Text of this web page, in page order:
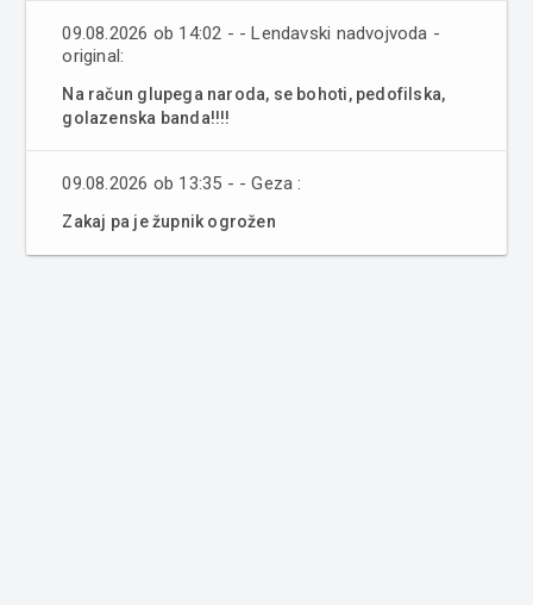
09.08.2026 ob 14:02 - - Lendavski nadvojvoda -
original:
Na račun glupega naroda, se bohoti, pedofilska,
golazenska banda!!!!
09.08.2026 ob 13:35 - - Geza :
Zakaj pa je župnik ogrožen